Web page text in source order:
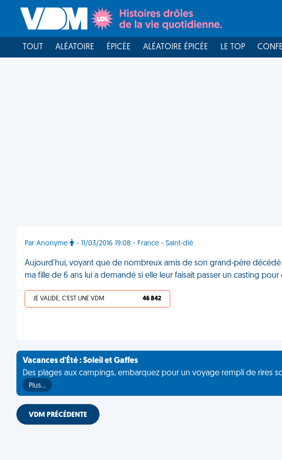
TOUT ALÉATOIRE ÉPICÉE ALÉATOIRE ÉPICÉE LE TOP
Par Anonyme - 11/03/2016 19:08 - France - Saint-dié
Aujourd'hui, voyant que de nombreux amis de son grand-père décédé
ma fille de 6 ans lui a demandé si elle leur faisait passer un casting
JE VALIDE, C'EST UNE VDM 46 842
Vacances d'Été : Soleil et Gaffes
Des plages aux campings, embarquez pour un voyage rempli de rires
Plus…
VDM PRÉCÉDENTE